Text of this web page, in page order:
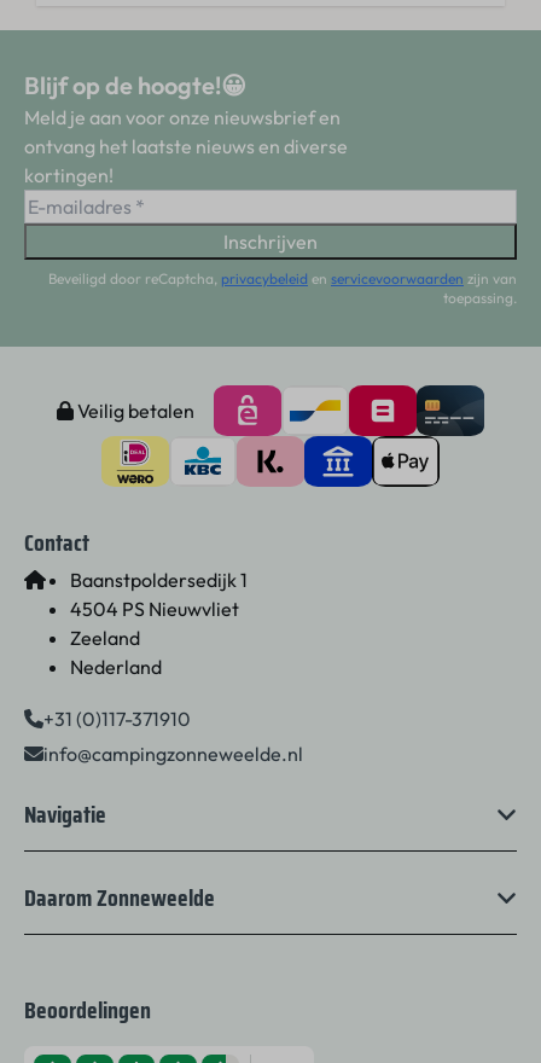
Blijf op de hoogte!😀
Meld je aan voor onze nieuwsbrief en
ontvang het laatste nieuws en diverse
kortingen!
Inschrijven
Beveiligd door reCaptcha, privacybeleid en servicevoorwaarden zijn van
toepassing.
Veilig betalen
Contact
Baanstpoldersedijk 1
4504 PS Nieuwvliet
Zeeland
Nederland
+31 (0)117-371910
info@campingzonneweelde.nl
Navigatie
Daarom Zonneweelde
Beoordelingen